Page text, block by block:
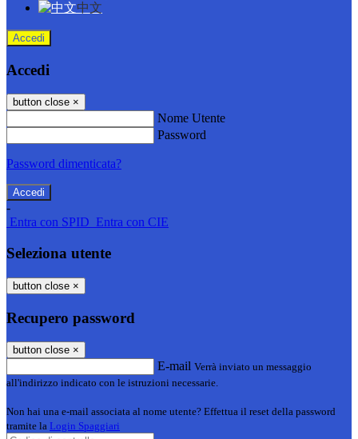
中文
Accedi
Accedi
button close ×
Nome Utente
Password
Password dimenticata?
-
Entra con SPID Entra con CIE
Seleziona utente
button close ×
Recupero password
button close ×
E-mail Verrà inviato un messaggio
all'indirizzo indicato con le istruzioni necessarie.
Non hai una e-mail associata al nome utente? Effettua il reset della password
tramite la Login Spaggiari